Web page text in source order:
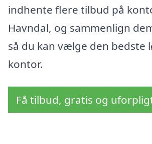
indhente flere tilbud på
Havndal, og sammenlign
så du kan vælge den bedste
kontor.
Få tilbud, gratis og